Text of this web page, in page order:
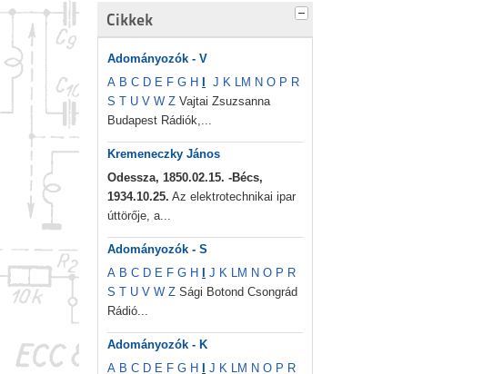
Cikkek
Adományozók - V
A B C D E F G H J K LM N O P R
S T U V W Z Vajtai Zsuzsanna
Budapest Rádiók,...
Kremeneczky János
Odessza, 1850.02.15. -Bécs,
1934.10.25. Az elektrotechnikai ipar
úttörője, a...
Adományozók - S
A B C D E F G H J K LM N O P R
S T U V W Z Sági Botond Csongrád
Rádió...
Adományozók - K
A B C D E F G H J K LM N O P R